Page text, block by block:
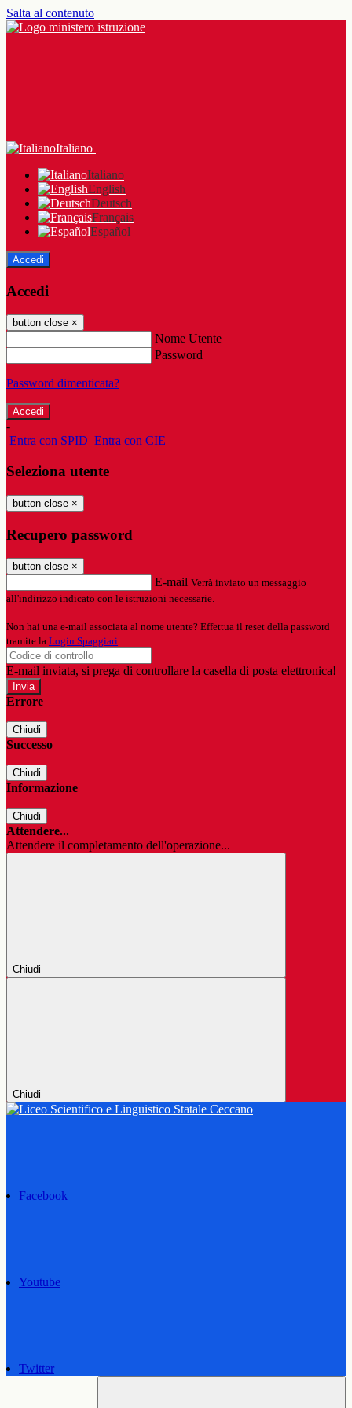
Salta al contenuto
Italiano
Italiano
English
Deutsch
Français
Español
Accedi
Accedi
button close ×
Nome Utente
Password
Password dimenticata?
-
Entra con SPID Entra con CIE
Seleziona utente
button close ×
Recupero password
button close ×
E-mail Verrà inviato un messaggio
all'indirizzo indicato con le istruzioni necessarie.
Non hai una e-mail associata al nome utente? Effettua il reset della password
tramite la Login Spaggiari
E-mail inviata, si prega di controllare la casella di posta elettronica!
Errore
Chiudi
Successo
Chiudi
Informazione
Chiudi
Attendere...
Attendere il completamento dell'operazione...
Chiudi
Chiudi
Facebook
Youtube
Twitter